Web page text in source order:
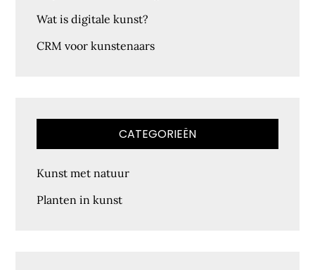
Wat is digitale kunst?
CRM voor kunstenaars
CATEGORIEËN
Kunst met natuur
Planten in kunst